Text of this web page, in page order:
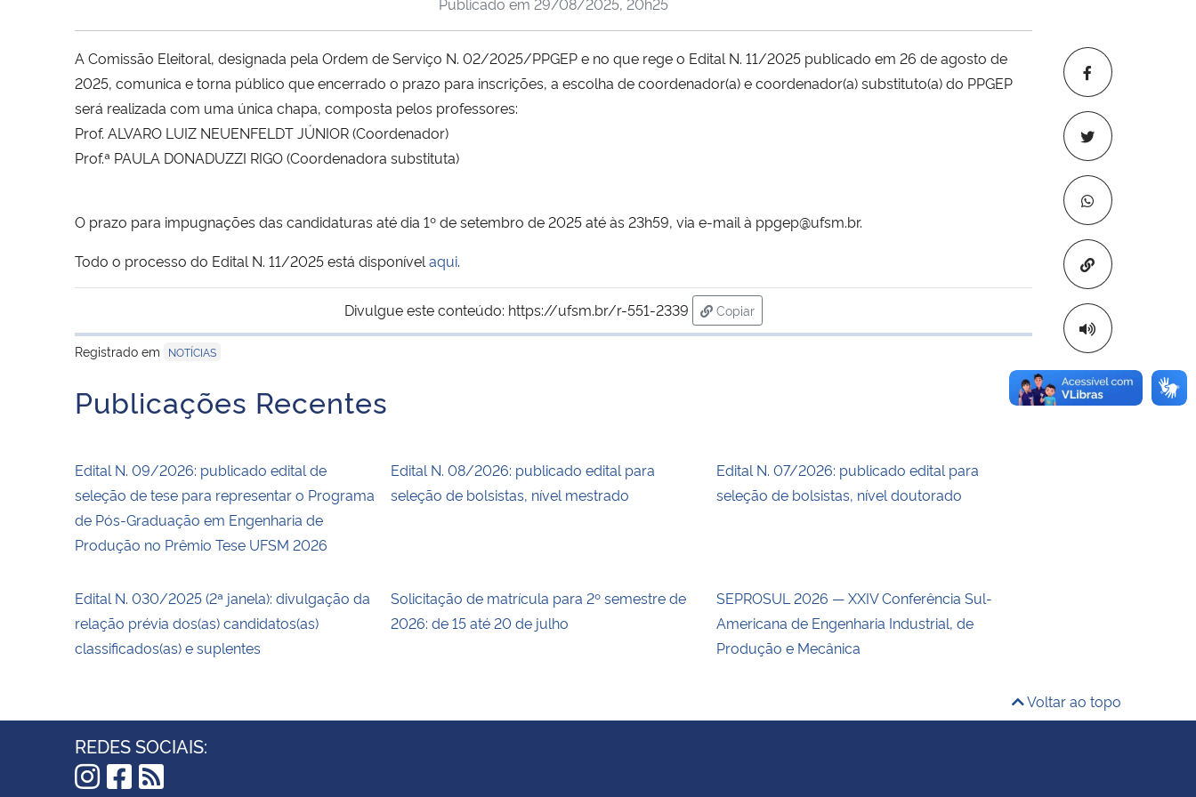
Copiar para
A Comissão Eleitoral, designada pela Ordem de Serviço N. 02/2025/PPGEP e no que rege o Edital N. 11/2025 publicado em 26 de agosto de
2025, comunica e torna público que encerrado o prazo para inscrições, a escolha de coordenador(a) e coordenador(a) substituto(a) do PPGEP
será realizada com uma única chapa, composta pelos professores:
Prof. ALVARO LUIZ NEUENFELDT JÚNIOR (Coordenador)
Prof.ª PAULA DONADUZZI RIGO (Coordenadora substituta)
O prazo para impugnações das candidaturas até dia 1º de setembro de 2025 até às 23h59, via e-mail à ppgep@ufsm.br.
Todo o processo do Edital N. 11/2025 está disponível aqui.
Divulgue este conteúdo: https://ufsm.br/r-551-2339
Copiar
para área de transferência
Registrado em
NOTÍCIAS
Publicações Recentes
Edital N. 09/2026: publicado edital de
seleção de tese para representar o Programa
de Pós-Graduação em Engenharia de
Produção no Prêmio Tese UFSM 2026
Edital N. 08/2026: publicado edital para
seleção de bolsistas, nível mestrado
Edital N. 07/2026: publicado edital para
seleção de bolsistas, nível doutorado
Edital N. 030/2025 (2ª janela): divulgação da
relação prévia dos(as) candidatos(as)
classificados(as) e suplentes
Solicitação de matrícula para 2º semestre de
2026: de 15 até 20 de julho
SEPROSUL 2026 — XXIV Conferência Sul-
Americana de Engenharia Industrial, de
Produção e Mecânica
Voltar ao topo
REDES SOCIAIS: